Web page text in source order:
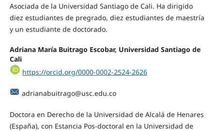
Asociada de la Universidad Santiago de Cali. Ha dirigido
diez estudiantes de pregrado, diez estudiantes de maestría
y un estudiante de doctorado.
Adriana María Buitrago Escobar, Universidad Santiago de
Cali
https://orcid.org/0000-0002-2524-2626
adrianabuitrago@usc.edu.co
Doctora en Derecho de la Universidad de Alcalá de Henares
(España), con Estancia Pos-doctoral en la Universidad de